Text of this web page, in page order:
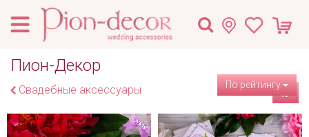
Пион-Декор
Свадебные аксессуары По рейтингу